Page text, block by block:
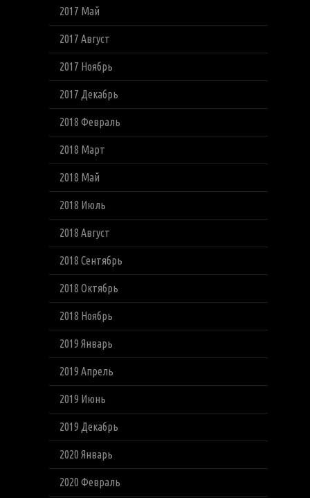
2017 Май
2017 Август
2017 Ноябрь
2017 Декабрь
2018 Февраль
2018 Март
2018 Май
2018 Июль
2018 Август
2018 Сентябрь
2018 Октябрь
2018 Ноябрь
2019 Январь
2019 Апрель
2019 Июнь
2019 Декабрь
2020 Январь
2020 Февраль